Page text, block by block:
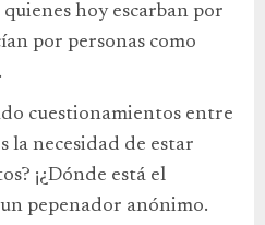
hoy escarban por
por personas como
cuestionamientos entre
la necesidad de estar
¡¿Dónde está el
pepenador anónimo.